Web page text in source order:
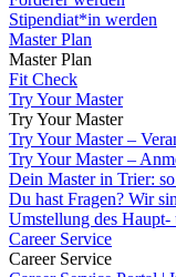
Stipendiat*in werden
Master Plan
Master Plan
Fit Check
Try Your Master
Try Your Master
Try Your Master –
Try Your Master –
Dein Master in Trier:
Du hast Fragen? Wir
Umstellung des
Career Service
Career Service